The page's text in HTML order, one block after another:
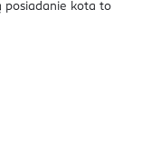
posiadanie kota to